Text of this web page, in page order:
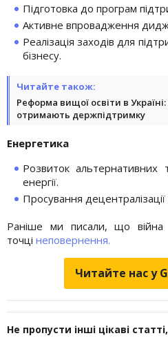
Підготовка до програм
Активне впровадження
Реалізація заходів для
бізнесу.
Читайте також:
Реформа вищої освіти в Україні:
отримають держпідтримку
Енергетика
Розвиток альтернативних
енергії.
Просування
Раніше ми писали, що війна
точці неповернення.
Читайте нас у
Не пропусти інші цікаві